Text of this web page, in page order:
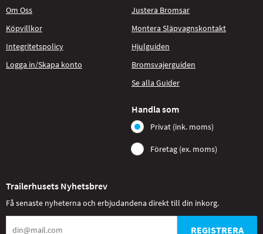
Om Oss
Köpvillkor
Integritetspolicy
Logga in/Skapa konto
Justera Bromsar
Montera Släpvagnskontakt
Hjulguiden
Bromsvajerguiden
Se alla Guider
Handla som
Privat (ink. moms)
Företag (ex. moms)
Trailerhusets Nyhetsbrev
Få senaste nyheterna och erbjudandena direkt till din inkorg.
REGISTRERA